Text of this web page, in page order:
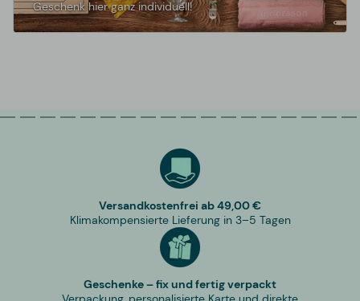
Geschenk hier ganz individuell!
Versandkostenfrei ab 49,00 €
Klimakompensierte Lieferung in 3–5 Tagen
Geschenke – fix und fertig verpackt